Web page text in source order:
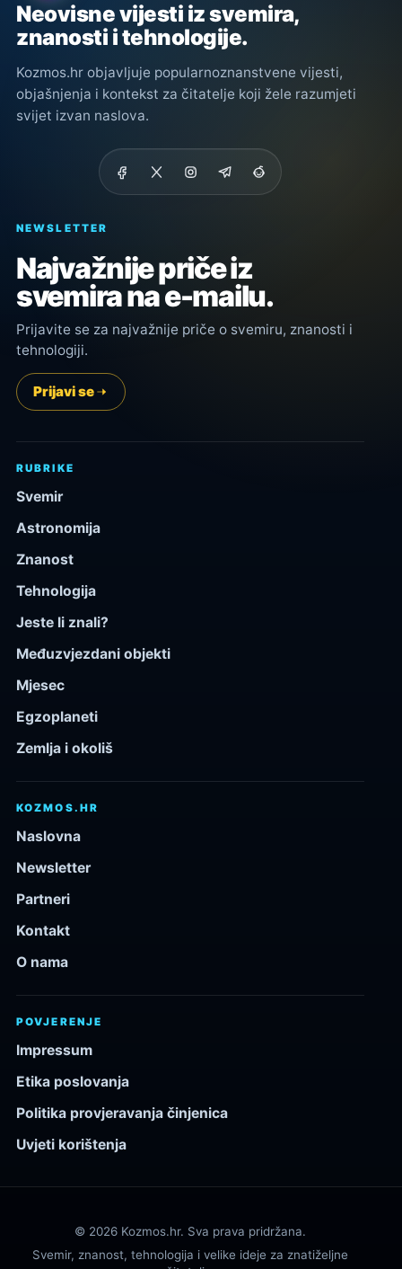
Neovisne vijesti iz svemira,
znanosti i tehnologije.
Kozmos.hr objavljuje popularnoznanstvene vijesti,
objašnjenja i kontekst za čitatelje koji žele razumjeti
svijet izvan naslova.
NEWSLETTER
Najvažnije priče iz
svemira na e-mailu.
Prijavite se za najvažnije priče o svemiru, znanosti i
tehnologiji.
Prijavi se
RUBRIKE
Svemir
Astronomija
Znanost
Tehnologija
Jeste li znali?
Međuzvjezdani objekti
Mjesec
Egzoplaneti
Zemlja i okoliš
KOZMOS.HR
Naslovna
Newsletter
Partneri
Kontakt
O nama
POVJERENJE
Impressum
Etika poslovanja
Politika provjeravanja činjenica
Uvjeti korištenja
© 2026 Kozmos.hr. Sva prava pridržana.
Svemir, znanost, tehnologija i velike ideje za znatiželjne